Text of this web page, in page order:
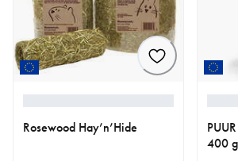
Rosewood Hay’n’Hide
400 g